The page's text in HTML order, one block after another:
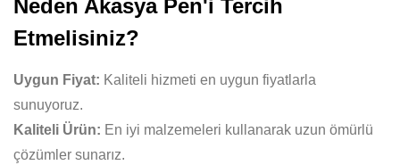
Neden Akasya Pen'i Tercih
Etmelisiniz?
Uygun Fiyat: Kaliteli hizmeti en uygun fiyatlarla
sunuyoruz.
Kaliteli Ürün: En iyi malzemeleri kullanarak uzun ömürlü
çözümler sunarız.